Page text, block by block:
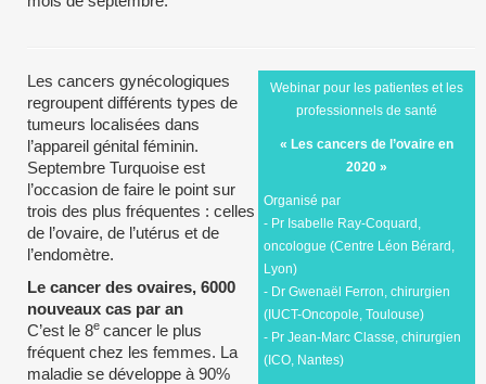
Webinar pour les patientes et les
professionnels de santé
« Les cancers de l’ovaire en
2020 »
Organisé par
- Pr Isabelle Ray-Coquard,
oncologue (Centre Léon Bérard,
Lyon)
- Dr Gwenaël Ferron, chirurgien
(IUCT-Oncopole, Toulouse)
- Pr Jean-Marc Classe, chirurgien
(ICO, Nantes)
Les cancers gynécologiques
regroupent différents types de
tumeurs localisées dans
l’appareil génital féminin.
Septembre Turquoise est
l’occasion de faire le point sur
trois des plus fréquentes : celles
de l’ovaire, de l’utérus et de
l’endomètre.
Le cancer des ovaires, 6000
nouveaux cas par an
C’est le 8e cancer le plus
fréquent chez les femmes. La
maladie se développe à 90%